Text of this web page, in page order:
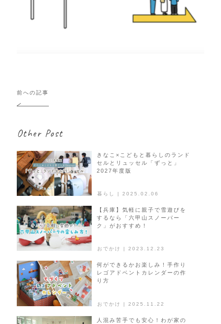
投
稿
ゲ
シ
ョ
ン
前への記事
Other Post
暮らし | 2025.02.06
きなこ×こどもと暮らしのランド
セルとリュッセル「ずっと」
2027年度版
おでかけ | 2023.12.23
【兵庫】気軽に親子で雪遊びを
するなら「六甲山スノーパー
ク」がおすすめ！
おでかけ | 2025.11.22
何ができるかお楽しみ！手作り
レゴアドベントカレンダーの作
り方
人混み苦手でも安心！わが家の